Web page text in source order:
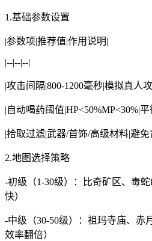
1.基础参数设置
|参数项|推荐值|作用说明|
|--|--|--|
|攻击间隔|800-1200毫秒|模拟真人
|自动喝药阈值|HP<50%MP<30%|
|拾取过滤|武器/首饰/高级材料|避
2.地图选择策略
-初级（1-30级）：比奇矿区、毒
快）
-中级（30-50级）：祖玛寺庙、赤
效率翻倍）